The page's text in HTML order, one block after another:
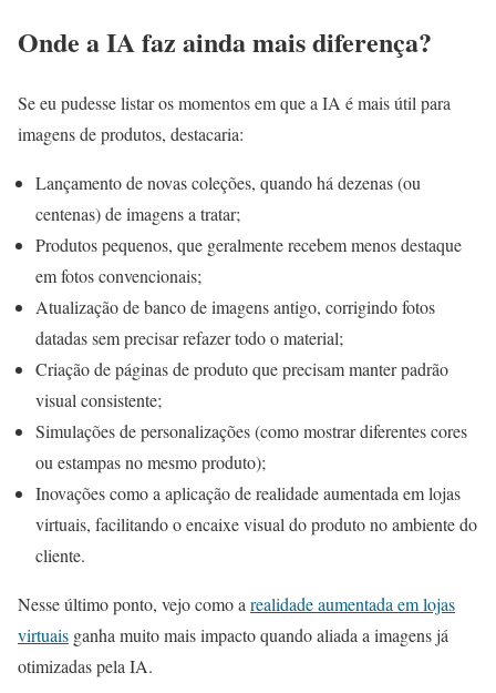
Onde a IA faz ainda mais diferença?
Se eu pudesse listar os momentos em que a IA é mais útil para
imagens de produtos, destacaria:
Lançamento de novas coleções, quando há dezenas (ou
centenas) de imagens a tratar;
Produtos pequenos, que geralmente recebem menos destaque
em fotos convencionais;
Atualização de banco de imagens antigo, corrigindo fotos
datadas sem precisar refazer todo o material;
Criação de páginas de produto que precisam manter padrão
visual consistente;
Simulações de personalizações (como mostrar diferentes cores
ou estampas no mesmo produto);
Inovações como a aplicação de realidade aumentada em lojas
virtuais, facilitando o encaixe visual do produto no ambiente do
cliente.
Nesse último ponto, vejo como a realidade aumentada em lojas
virtuais ganha muito mais impacto quando aliada a imagens já
otimizadas pela IA.